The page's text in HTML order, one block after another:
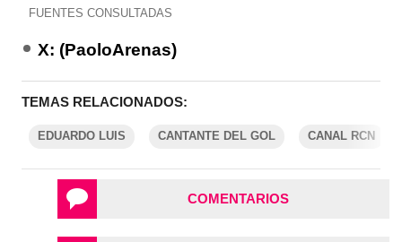
FUENTES CONSULTADAS
X: (PaoloArenas)
TEMAS RELACIONADOS:
EDUARDO LUIS CANTANTE DEL GOL CANAL RCN
COMENTARIOS